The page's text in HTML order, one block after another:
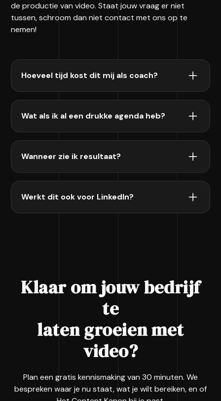
de productie van video. Staat jouw vraag er niet
tussen, schroom dan niet contact met ons op te
nemen!
Hoeveel tijd kost dit mij als coach?
geef je via Frame.io. Meer niet.
Wat als ik al een drukke agenda heb?
bouwen we vooraf een contentbuffer zodat er
nooit gaten vallen.
Wanneer zie ik resultaat?
na 6 à 8 weken consistent publiceren merkbaar.
Werkt dit ook voor LinkedIn?
Klaar om jouw bedrijf
te
laten groeien met
video?
Plan een gratis kennismaking van 30 minuten. We
bespreken waar je nu staat, wat je wilt bereiken, en of